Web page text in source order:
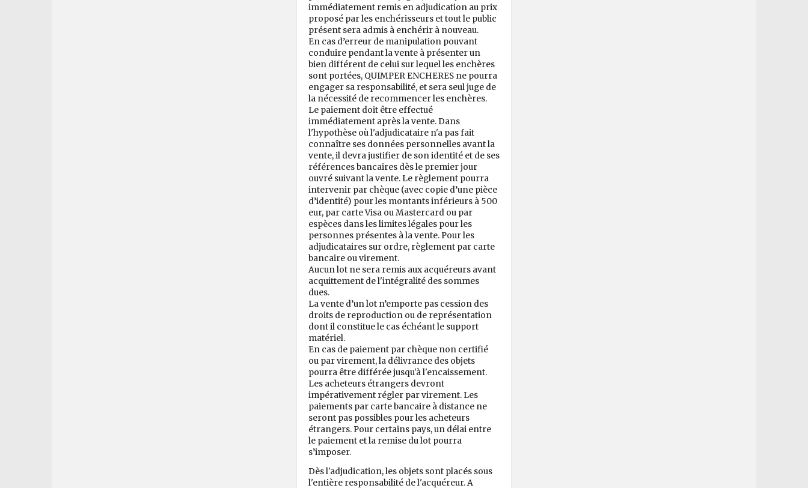
immédiatement remis en adjudication au prix
proposé par les enchérisseurs et tout le public
présent sera admis à enchérir à nouveau.
En cas d’erreur de manipulation pouvant
conduire pendant la vente à présenter un
bien différent de celui sur lequel les enchères
sont portées, QUIMPER ENCHERES ne pourra
engager sa responsabilité, et sera seul juge de
la nécessité de recommencer les enchères.
Le paiement doit être effectué
immédiatement après la vente. Dans
l'hypothèse où l'adjudicataire n'a pas fait
connaître ses données personnelles avant la
vente, il devra justifier de son identité et de ses
références bancaires dès le premier jour
ouvré suivant la vente. Le règlement pourra
intervenir par chèque (avec copie d’une pièce
d’identité) pour les montants inférieurs à 500
eur, par carte Visa ou Mastercard ou par
espèces dans les limites légales pour les
personnes présentes à la vente. Pour les
adjudicataires sur ordre, règlement par carte
bancaire ou virement.
Aucun lot ne sera remis aux acquéreurs avant
acquittement de l'intégralité des sommes
dues.
La vente d’un lot n’emporte pas cession des
droits de reproduction ou de représentation
dont il constitue le cas échéant le support
matériel.
En cas de paiement par chèque non certifié
ou par virement, la délivrance des objets
pourra être différée jusqu'à l'encaissement.
Les acheteurs étrangers devront
impérativement régler par virement. Les
paiements par carte bancaire à distance ne
seront pas possibles pour les acheteurs
étrangers. Pour certains pays, un délai entre
le paiement et la remise du lot pourra
s’imposer.
Dès l'adjudication, les objets sont placés sous
l'entière responsabilité de l'acquéreur. A